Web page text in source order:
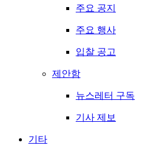
주요 공지
주요 행사
입찰 공고
제안함
뉴스레터 구독
기사 제보
기타